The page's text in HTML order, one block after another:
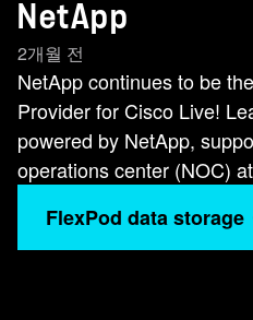
NetApp
2개월 전
NetApp continues to be
Provider for Cisco Live!
powered by NetApp,
operations center (NOC)
FlexPod data storage